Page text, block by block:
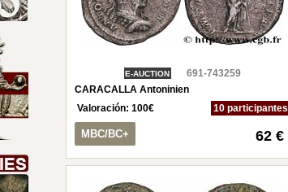
E-AUCTION
691-743259
CARACALLA Antoninien
Valoración:100€ 10 participantes
MBC/BC+ 62 €